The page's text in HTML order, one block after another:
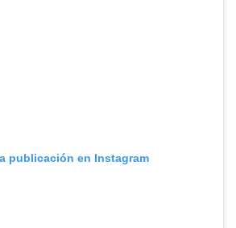
publicación en Instagram